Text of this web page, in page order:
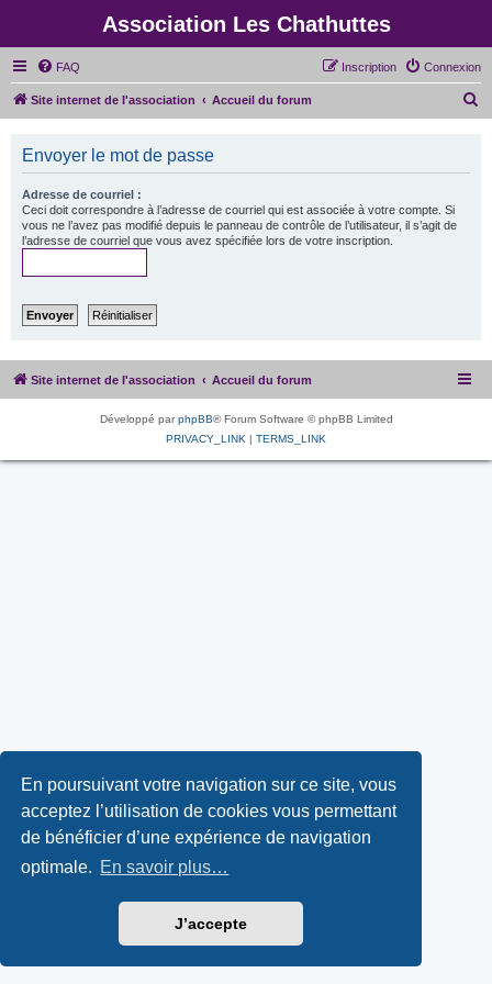
En poursuivant votre navigation sur ce site, vous
acceptez l’utilisation de cookies vous permettant
de bénéficier d’une expérience de navigation
optimale. En savoir plus…
J’accepte
Association Les Chathuttes
FAQ Connexion
Inscription
Site internet de l'association Accueil du forum
Envoyer le mot de passe
Adresse de courriel :
Ceci doit correspondre à l’adresse de courriel qui est associée à votre compte. Si
vous ne l’avez pas modifié depuis le panneau de contrôle de l’utilisateur, il s’agit de
l’adresse de courriel que vous avez spécifiée lors de votre inscription.
Site internet de l'association Accueil du forum
Développé parphpBB® Forum Software © phpBB Limited
PRIVACY_LINK | TERMS_LINK